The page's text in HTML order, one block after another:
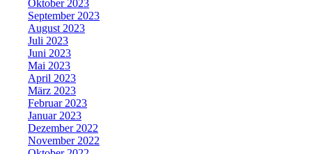
Oktober 2023
September 2023
August 2023
Juli 2023
Juni 2023
Mai 2023
April 2023
März 2023
Februar 2023
Januar 2023
Dezember 2022
November 2022